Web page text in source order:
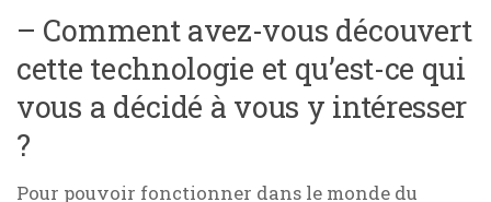
– Comment avez-vous découvert
cette technologie et qu’est-ce qui
vous a décidé à vous y intéresser
?
Pour pouvoir fonctionner dans le monde du